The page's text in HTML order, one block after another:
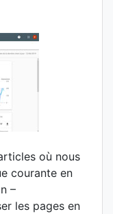
où nous
courante en
–
les pages en